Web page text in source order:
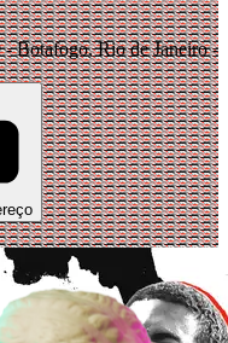
- Botafogo, Rio de Janeiro -